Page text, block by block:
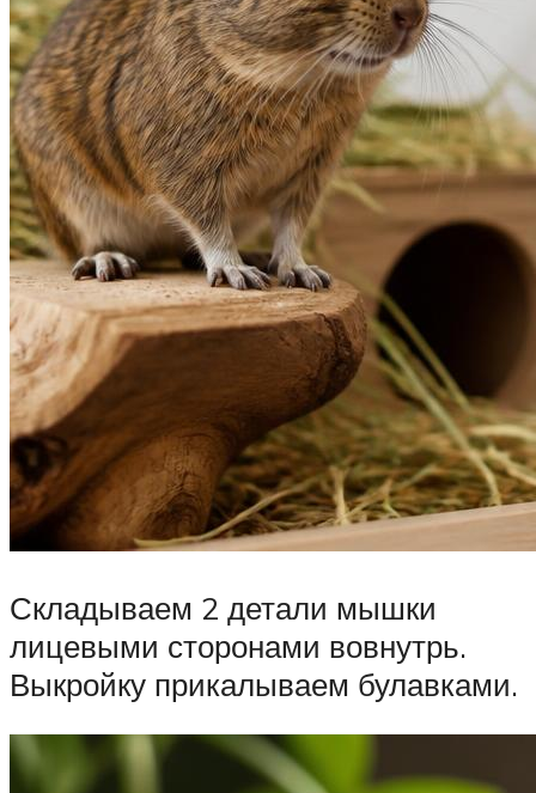
Складываем 2 детали мышки
лицевыми сторонами вовнутрь.
Выкройку прикалываем булавками.